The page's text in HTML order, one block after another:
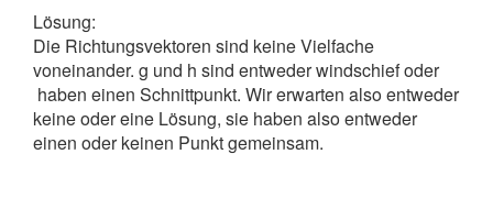
Lösung:
Die Richtungsvektoren sind keine Vielfache
voneinander. g und h sind entweder windschief oder
haben einen Schnittpunkt. Wir erwarten also entweder
keine oder eine Lösung, sie haben also entweder
einen oder keinen Punkt gemeinsam.